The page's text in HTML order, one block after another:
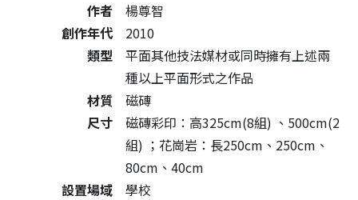
作者
楊尊智
創作年代
2010
類型
平面其他技法媒材或同時擁有上述兩
種以上平面形式之作品
材質
磁磚
尺寸
磁磚彩印：高325cm(8組) 、500cm(2
組) ；花崗岩：長250cm、250cm、
80cm、40cm
設置場域
學校